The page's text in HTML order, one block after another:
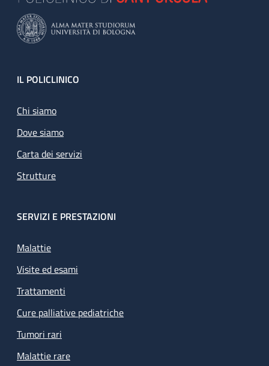
Footer
IL POLICLINICO
Chi siamo
Dove siamo
Carta dei servizi
Strutture
SERVIZI E PRESTAZIONI
Malattie
Visite ed esami
Trattamenti
Cure palliative pediatriche
Tumori rari
Malattie rare